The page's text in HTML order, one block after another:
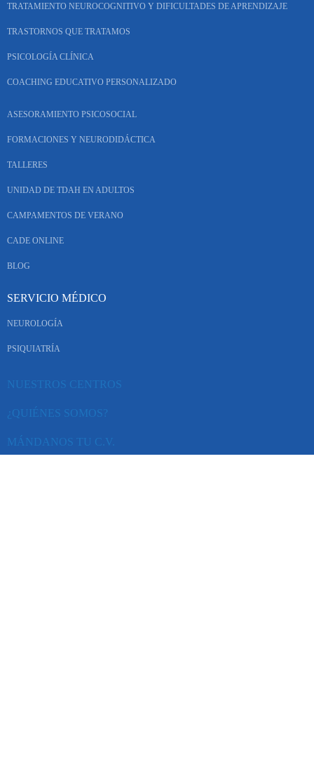
TRATAMIENTO NEUROCOGNITIVO Y DIFICULTADES DE APRENDIZAJE
TRASTORNOS QUE TRATAMOS
PSICOLOGÍA CLÍNICA
COACHING EDUCATIVO PERSONALIZADO
ASESORAMIENTO PSICOSOCIAL
FORMACIONES Y NEURODIDÁCTICA
TALLERES
UNIDAD DE TDAH EN ADULTOS
CAMPAMENTOS DE VERANO
CADE ONLINE
BLOG
SERVICIO MÉDICO
NEUROLOGÍA
PSIQUIATRÍA
NUESTROS CENTROS
¿QUIÉNES SOMOS?
MÁNDANOS TU C.V.